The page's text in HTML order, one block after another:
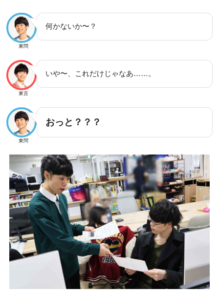
東問
何かないか〜？
東言
いや〜、これだけじゃなあ……。
東問
おっと？？？